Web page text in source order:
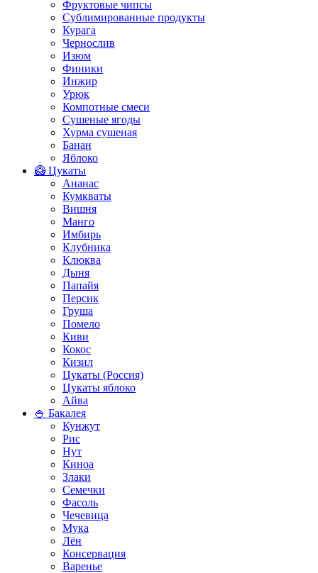
Фруктовые чипсы
Сублимированные продукты
Курага
Чернослив
Изюм
Финики
Инжир
Урюк
Компотные смеси
Сушеные ягоды
Хурма сушеная
Банан
Яблоко
🥝 Цукаты
Ананас
Кумкваты
Вишня
Манго
Имбирь
Клубника
Клюква
Дыня
Папайя
Персик
Груша
Помело
Киви
Кокос
Кизил
Цукаты (Россия)
Цукаты яблоко
Айва
🍚 Бакалея
Кунжут
Рис
Нут
Киноа
Злаки
Семечки
Фасоль
Чечевица
Мука
Лён
Консервация
Варенье